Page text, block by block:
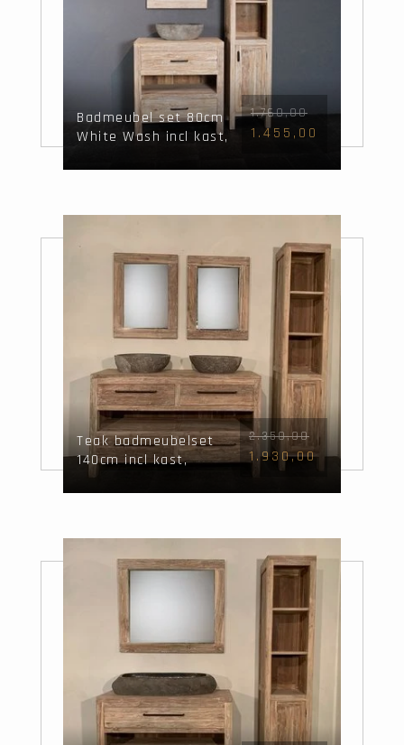
Badmeubel set 80cm
White Wash incl kast,
1.760,00
1.455,00
Teak badmeubelset
140cm incl kast,
spiegels &
waskommen White
2.350,00
1.930,00